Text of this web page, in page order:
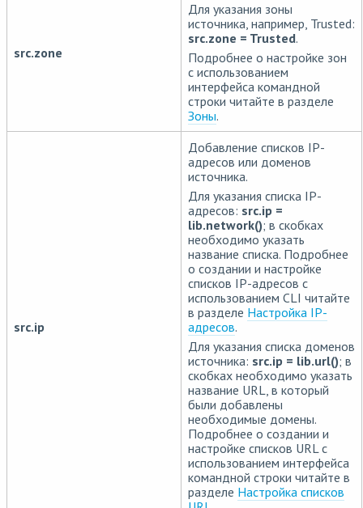
src.zone
Для указания зоны
источника, например, Trusted:
src.zone = Trusted.
Подробнее о настройке зон
с использованием
интерфейса командной
строки читайте в разделе
Зоны.
src.ip
Добавление списков IP-
адресов или доменов
источника.
Для указания списка IP-
адресов: src.ip =
lib.network(); в скобках
необходимо указать
название списка. Подробнее
о создании и настройке
списков IP-адресов с
использованием CLI читайте
в разделе Настройка IP-
адресов.
Для указания списка доменов
источника: src.ip = lib.url(); в
скобках необходимо указать
название URL, в который
были добавлены
необходимые домены.
Подробнее о создании и
настройке списков URL с
использованием интерфейса
командной строки читайте в
разделе Настройка списков